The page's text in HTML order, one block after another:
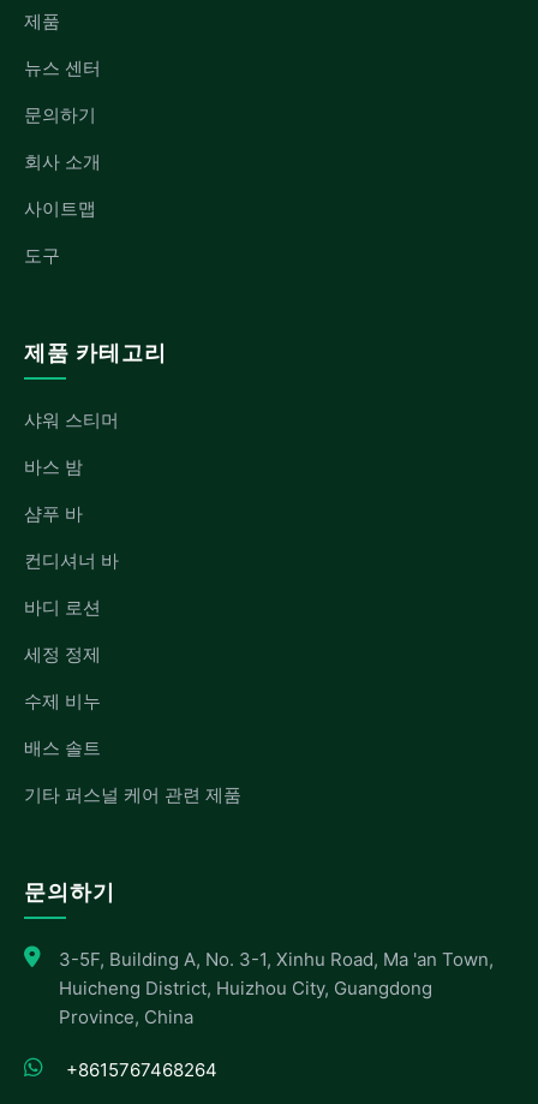
제품
뉴스 센터
문의하기
회사 소개
사이트맵
도구
제품 카테고리
샤워 스티머
바스 밤
샴푸 바
컨디셔너 바
바디 로션
세정 정제
수제 비누
배스 솔트
기타 퍼스널 케어 관련 제품
문의하기
3-5F, Building A, No. 3-1, Xinhu Road, Ma 'an Town,
Huicheng District, Huizhou City, Guangdong
Province, China
+8615767468264